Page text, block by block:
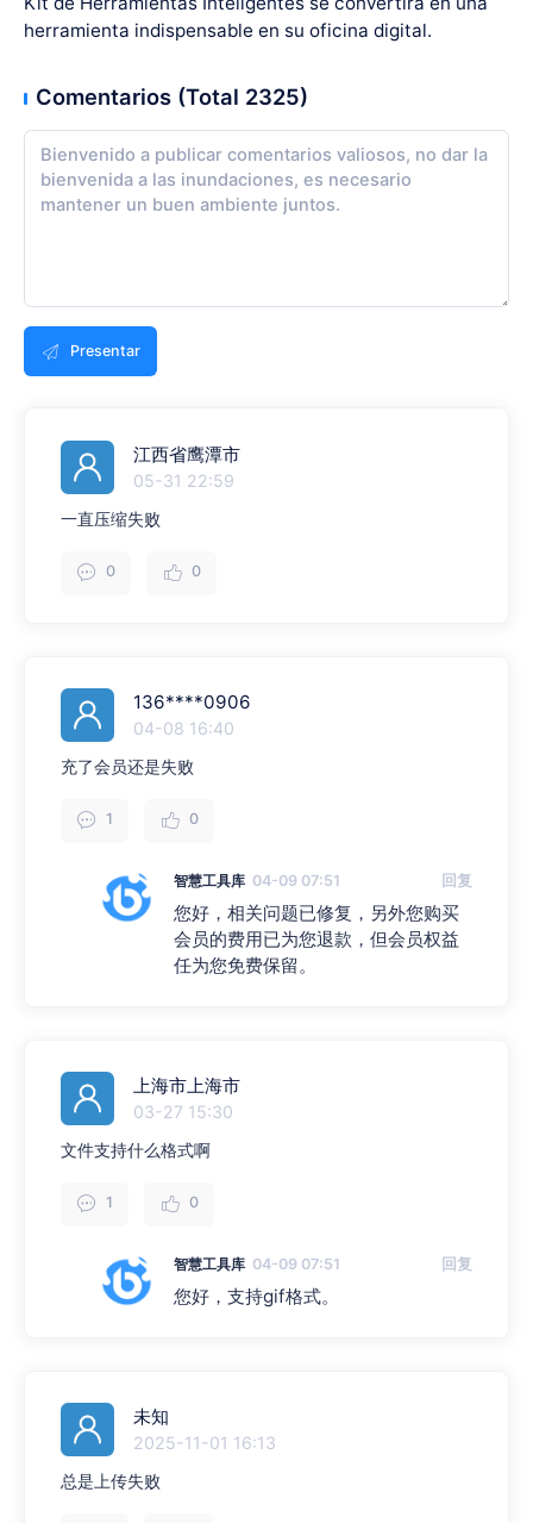
herramienta indispensable en su oficina digital.
Comentarios (Total 2325)
Presentar
江西省鹰潭市
05-31 22:59
一直压缩失败
0 0
136****0906
04-08 16:40
充了会员还是失败
1 0
智慧工具库 04-09 07:51 回复
您好，相关问题已修复，另外您购买
会员的费用已为您退款，但会员权益
任为您免费保留。
上海市上海市
03-27 15:30
文件支持什么格式啊
1 0
智慧工具库 04-09 07:51 回复
您好，支持gif格式。
未知
2025-11-01 16:13
总是上传失败